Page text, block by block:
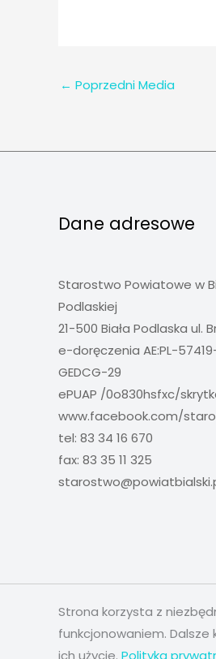
← Poprzedni Media
Dane adresowe
Starostwo Powiatowe w
Podlaskiej
21-500 Biała Podlaska ul.
e-doręczenia AE:PL-
GEDCG-29
ePUAP /0o830hsfxc/
www.facebook.com/
tel: 83 34 16 670
fax: 83 35 11 325
Strona korzysta z
funkcjonowaniem.
ich użycie. Polityka